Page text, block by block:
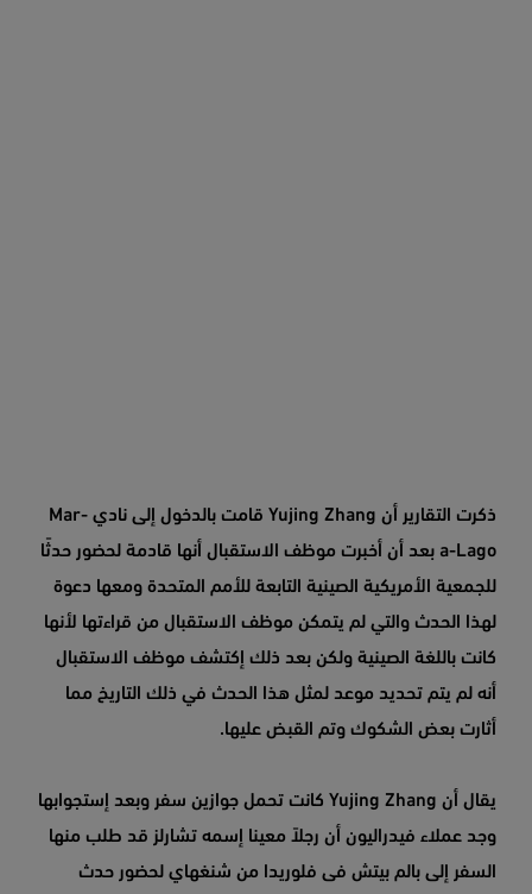
ذكرت التقارير أن Yujing Zhang قامت بالدخول إلى نادي Mar-
a-Lago بعد أن أخبرت موظف الاستقبال أنها قادمة لحضور حدثًا
للجمعية الأمريكية الصينية التابعة للأمم المتحدة ومعها دعوة
لهذا الحدث والتي لم يتمكن موظف الاستقبال من قراءتها لأنها
كانت باللغة الصينية ولكن بعد ذلك إكتشف موظف الاستقبال
أنه لم يتم تحديد موعد لمثل هذا الحدث في ذلك التاريخ مما
أثارت بعض الشكوك وتم القبض عليها.
يقال أن Yujing Zhang كانت تحمل جوازين سفر وبعد إستجوابها
وجد عملاء فيدراليون أن رجلاً معينا إسمه تشارلز قد طلب منها
السفر إلى بالم بيتش فى فلوريدا من شنغهاي لحضور حدث